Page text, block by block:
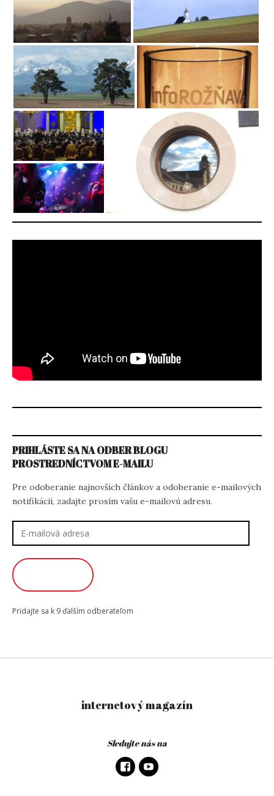
PRIHLÁSTE SA NA ODBER BLOGU
PROSTREDNÍCTVOM E-MAILU
Pre odoberanie najnovších článkov a odoberanie e-mailových
notifikácií, zadajte prosím vašu e-mailovú adresu.
adresa
Pridajte sa k 9 ďalším odberateľom
internetový magazín
Sledujte nás na